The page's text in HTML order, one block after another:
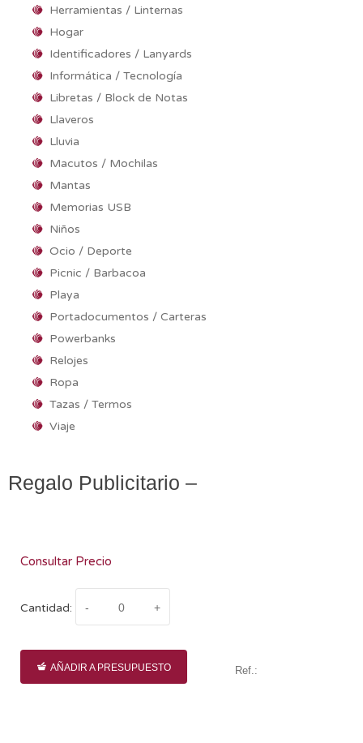
Herramientas / Linternas
Hogar
Identificadores / Lanyards
Informática / Tecnología
Libretas / Block de Notas
Llaveros
Lluvia
Macutos / Mochilas
Mantas
Memorias USB
Niños
Ocio / Deporte
Picnic / Barbacoa
Playa
Portadocumentos / Carteras
Powerbanks
Relojes
Ropa
Tazas / Termos
Viaje
Regalo Publicitario –
Consultar Precio
Cantidad:
AÑADIR A PRESUPUESTO Ref.: